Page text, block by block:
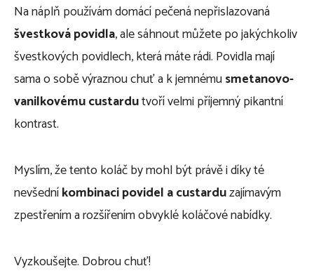
Na náplň používám domácí pečená nepřislazovaná
švestková povidla, ale sáhnout můžete po jakýchkoliv
švestkových povidlech, která máte rádi. Povidla mají
sama o sobě výraznou chuť a k jemnémusmetanovo-
vanilkovému custardutvoří velmi příjemný pikantní
kontrast.
Myslím, že tento koláč by mohl být právě i díky té
nevšedníkombinaci povidel a custarduzajímavým
zpestřením a rozšířením obvyklé koláčové nabídky.
Vyzkoušejte. Dobrou chuť!